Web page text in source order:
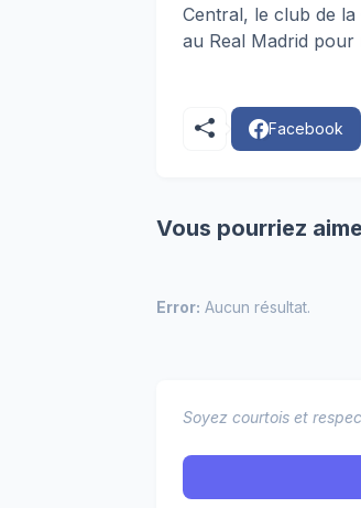
Central, le club de la
au Real Madrid
Facebook
Vous pourriez
Error: Aucun résultat.
Soyez courtois et